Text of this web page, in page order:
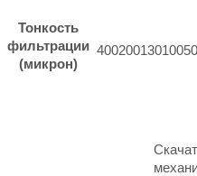
Тонкость
фильтрации
(микрон)
40020013010050